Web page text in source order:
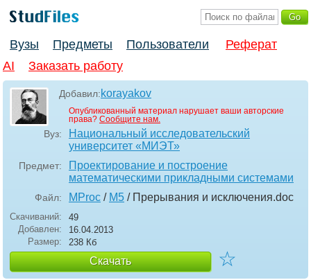
Вузы Предметы Пользователи
Реферат
AI
Заказать работу
Добавил:korayakov
Опубликованный материал нарушает ваши авторские
права? Сообщите нам.
Вуз:
Национальный исследовательский
университет «МИЭТ»
Предмет:
Проектирование и построение
математическими прикладными системами
Файл: MProc / M5 / Прерывания и исключения.doc
Скачиваний:
49
Добавлен:
16.04.2013
Размер:
238 Кб
Скачать ☆